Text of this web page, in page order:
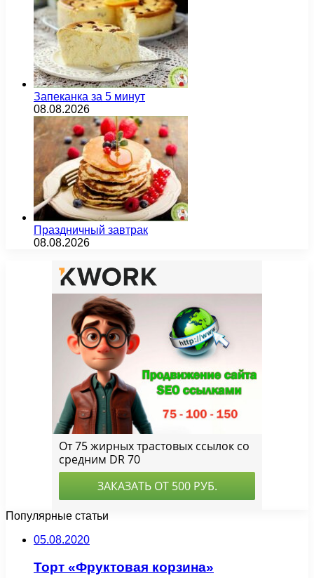
Запеканка за 5 минут
08.08.2026
Праздничный завтрак
08.08.2026
Популярные статьи
05.08.2020
Торт «Фруктовая корзина»